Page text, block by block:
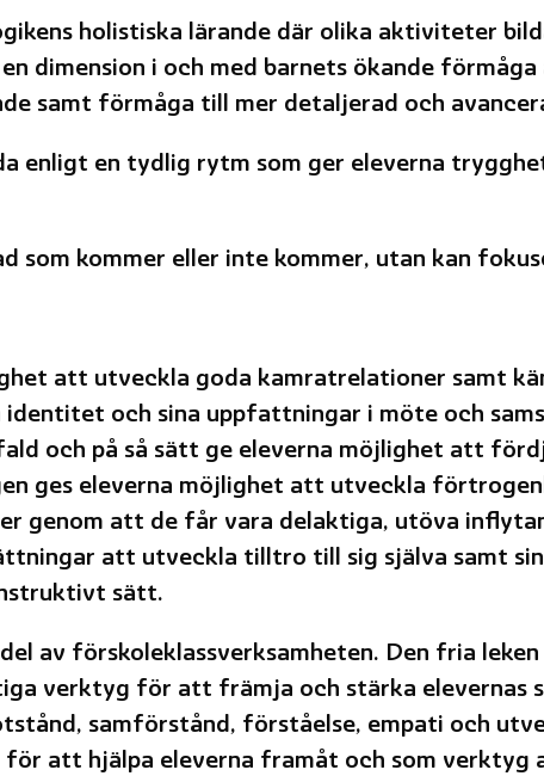
holistiska lärande där olika aktiviteter
dimension i och med barnets ökande förmåga
samt förmåga till mer detaljerad och
enligt en tydlig rytm som ger eleverna
som kommer eller inte kommer, utan kan
att utveckla goda kamratrelationer samt
och sina uppfattningar i möte och
och på så sätt ge eleverna möjlighet att
ges eleverna möjlighet att utveckla
genom att de får vara delaktiga, utöva
att utveckla tilltro till sig själva samt
sätt.
av förskoleklassverksamheten. Den fria leken
verktyg för att främja och stärka elevernas
samförstånd, förståelse, empati och
för att hjälpa eleverna framåt och som verktyg